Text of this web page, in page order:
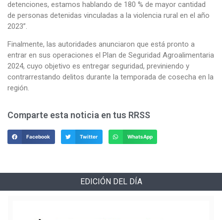
detenciones, estamos hablando de 180 % de mayor cantidad
de personas detenidas vinculadas a la violencia rural en el año
2023”.
Finalmente, las autoridades anunciaron que está pronto a
entrar en sus operaciones el Plan de Seguridad Agroalimentaria
2024, cuyo objetivo es entregar seguridad, previniendo y
contrarrestando delitos durante la temporada de cosecha en la
región.
Comparte esta noticia en tus RRSS
Facebook Twitter WhatsApp
EDICIÓN DEL DÍA